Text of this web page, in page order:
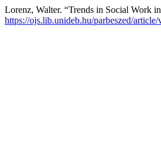
Lorenz, Walter. “Trends in Social Work
https://ojs.lib.unideb.hu/parbeszed/